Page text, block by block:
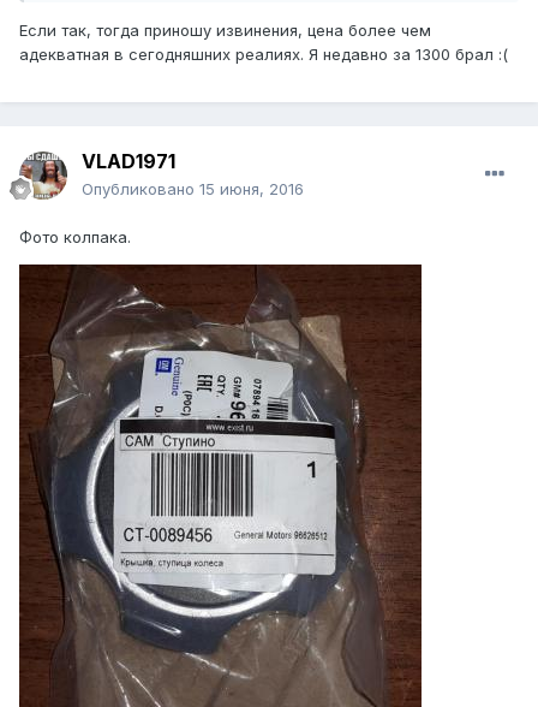
Если так, тогда приношу извинения, цена более чем
адекватная в сегодняшних реалиях. Я недавно за 1300 брал :(
VLAD1971
Опубликовано 15 июня, 2016
Фото колпака.